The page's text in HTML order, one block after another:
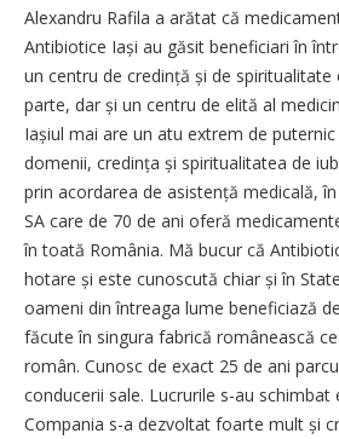
Alexandru Rafila a arătat că
Antibiotice Iași au găsit beneficiari în
un centru de credință și de
parte, dar și un centru de elită al
Iașiul mai are un atu extrem de
domenii, credința și spiritualitatea de
prin acordarea de asistență medicală,
SA care de 70 de ani oferă
în toată România. Mă bucur că
hotare și este cunoscută chiar și în
oameni din întreaga lume beneficiază
făcute în singura fabrică românească
român. Cunosc de exact 25 de ani
conducerii sale. Lucrurile s-au
Compania s-a dezvoltat foarte mult și